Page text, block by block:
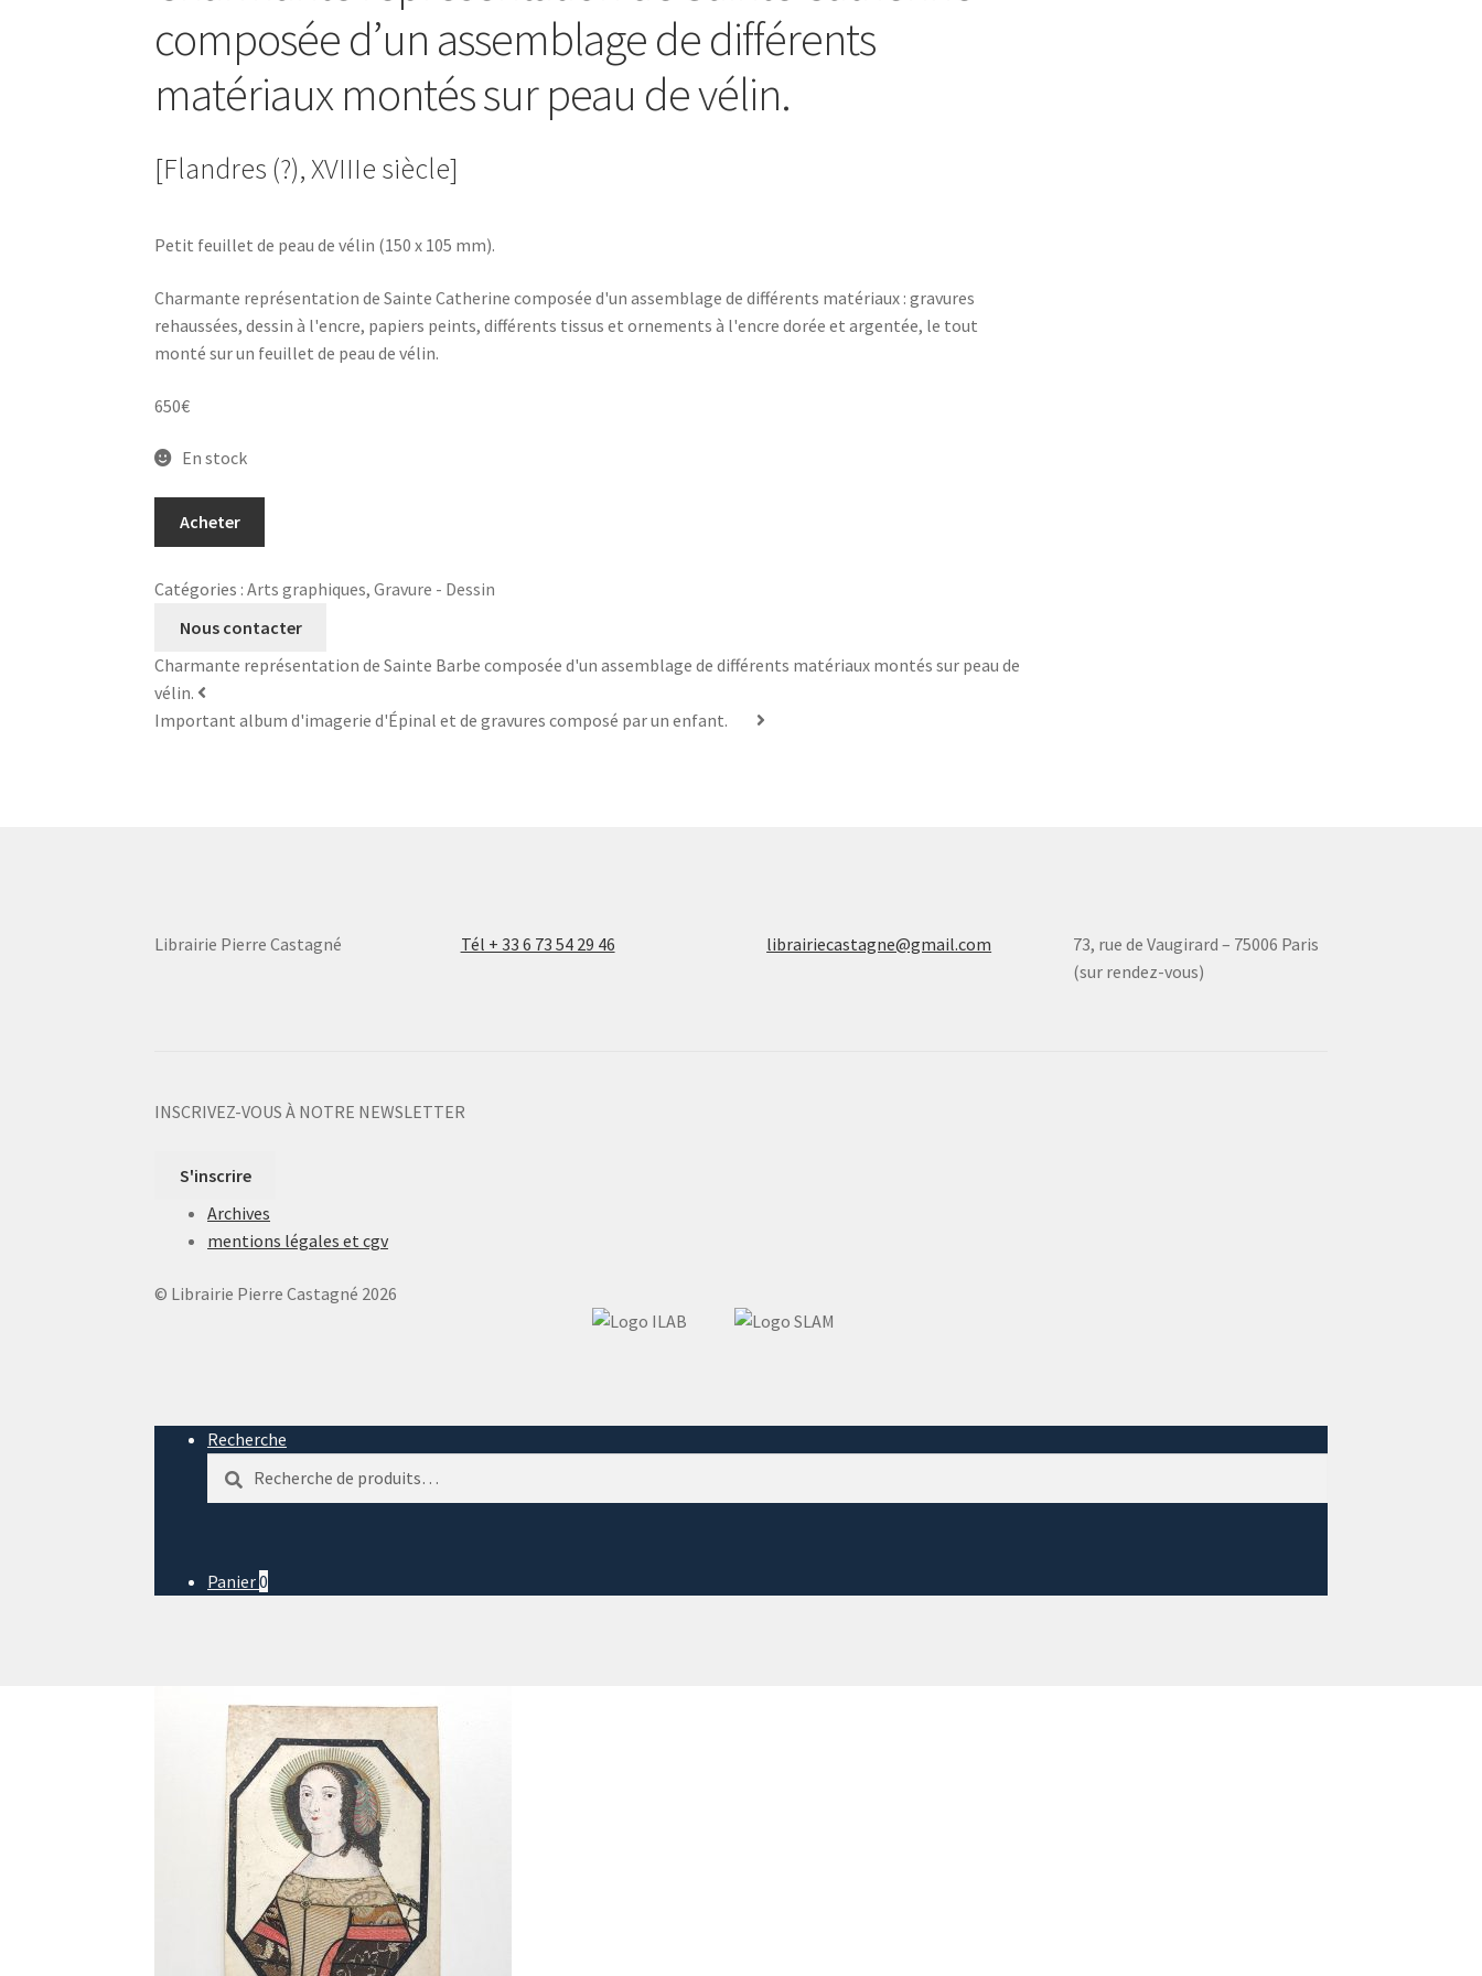
composée d’un assemblage de différents
matériaux montés sur peau de vélin.
[Flandres (?), XVIIIe siècle]
Petit feuillet de peau de vélin (150 x 105 mm).
Charmante représentation de Sainte Catherine composée d'un assemblage de différents matériaux : gravures
rehaussées, dessin à l'encre, papiers peints, différents tissus et ornements à l'encre dorée et argentée, le tout
monté sur un feuillet de peau de vélin.
650€
En stock
représentation
Catherine
composée
d'un
de
Acheter
Catégories :Arts graphiques,Gravure - Dessin
Nous contacter
Charmante représentation de Sainte Barbe composée d'un assemblage de différents matériaux montés sur peau de
vélin.
Important album d'imagerie d'Épinal et de gravures composé par un enfant.
Librairie Pierre Castagné Tél + 33 6 73 54 29 46 librairiecastagne@gmail.com
73, rue de Vaugirard – 75006 Paris
(sur rendez-vous)
INSCRIVEZ-VOUS À NOTRE NEWSLETTER
S'inscrire
Archives
mentions légales et cgv
© Librairie Pierre Castagné 2026
Recherche
pour :
Panier0